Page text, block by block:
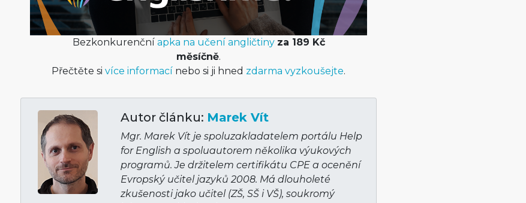
Bezkonkurenční apka na učení angličtiny za 189 Kč
měsíčně.
Přečtěte sivíce informací nebo si ji hned zdarma vyzkoušejte.
Autor článku: Marek Vít
Mgr. Marek Vít je spoluzakladatelem portálu Help
for English a spoluautorem několika výukových
programů. Je držitelem certifikátu CPE a ocenění
Evropský učitel jazyků 2008. Má dlouholeté
zkušenosti jako učitel (ZŠ, SŠ i VŠ), soukromý